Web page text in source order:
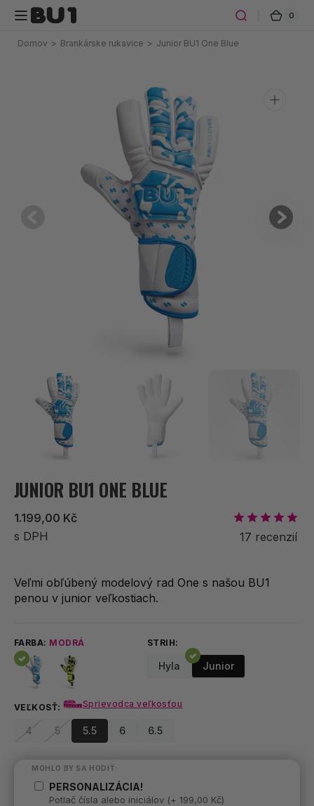
Preskočiť
na obsah
Košík
0
0
Domov > Brankárske rukavice > Junior BU1 One Blue
Otvoriť
médium
1
galérii
JUNIOR BU1 ONE BLUE
Bežná
cena
1.199,00 Kč
s DPH
17 recenzií
Veľmi obľúbený modelový rad One s našou BU1
penou v junior veľkostiach.
FARBA: MODRÁ STRIH:
Hyla Junior
VEĽKOSŤ: Sprievodca veľkosťou
4Variant
alebo
5Variant
alebo
5.5Variant
alebo
6Variant6.5Variant
MOHLO BY SA HODIŤ:
PERSONALIZÁCIA!
Potlač čísla alebo iniciálov (+ 199,00 Kč)